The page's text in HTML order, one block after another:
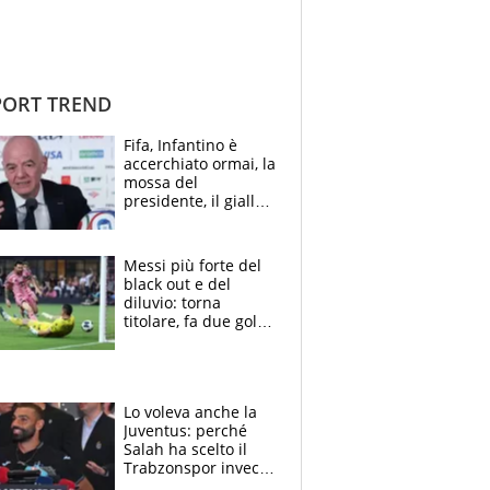
TREND
Fifa, Infantino è
accerchiato ormai, la
mossa del
presidente, il giallo
Trump
Messi più forte del
black out e del
diluvio: torna
titolare, fa due gol e
Lo voleva anche la
Juventus: perché
Salah ha scelto il
Trabzonspor invece